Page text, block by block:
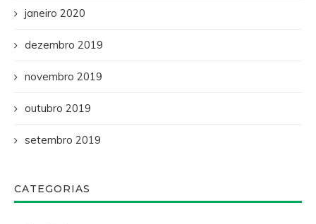
janeiro 2020
dezembro 2019
novembro 2019
outubro 2019
setembro 2019
CATEGORIAS